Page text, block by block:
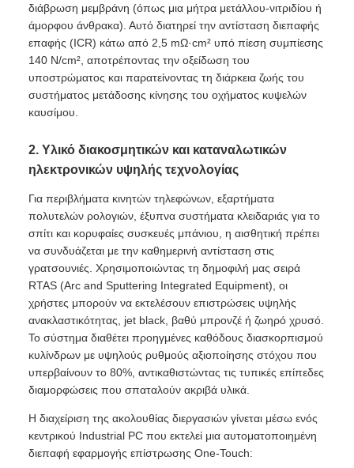
διάβρωση μεμβράνη (όπως μια μήτρα μετάλλου-νιτριδίου ή
άμορφου άνθρακα). Αυτό διατηρεί την αντίσταση διεπαφής
επαφής (ICR) κάτω από 2,5 mΩ·cm² υπό πίεση συμπίεσης
140 N/cm², αποτρέποντας την οξείδωση του
υποστρώματος και παρατείνοντας τη διάρκεια ζωής του
συστήματος μετάδοσης κίνησης του οχήματος κυψελών
καυσίμου.
2. Υλικό διακοσμητικών και καταναλωτικών
ηλεκτρονικών υψηλής τεχνολογίας
Για περιβλήματα κινητών τηλεφώνων, εξαρτήματα
πολυτελών ρολογιών, έξυπνα συστήματα κλειδαριάς για το
σπίτι και κορυφαίες συσκευές μπάνιου, η αισθητική πρέπει
να συνδυάζεται με την καθημερινή αντίσταση στις
γρατσουνιές. Χρησιμοποιώντας τη δημοφιλή μας σειρά
RTAS (Arc and Sputtering Integrated Equipment), οι
χρήστες μπορούν να εκτελέσουν επιστρώσεις υψηλής
ανακλαστικότητας, jet black, βαθύ μπρονζέ ή ζωηρό χρυσό.
Το σύστημα διαθέτει προηγμένες καθόδους διασκορπισμού
κυλίνδρων με υψηλούς ρυθμούς αξιοποίησης στόχου που
υπερβαίνουν το 80%, αντικαθιστώντας τις τυπικές επίπεδες
διαμορφώσεις που σπαταλούν ακριβά υλικά.
Η διαχείριση της ακολουθίας διεργασιών γίνεται μέσω ενός
κεντρικού Industrial PC που εκτελεί μια αυτοματοποιημένη
διεπαφή εφαρμογής επίστρωσης One-Touch: